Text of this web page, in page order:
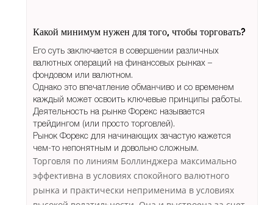
Какой минимум нужен для того, чтобы торговать?
Его суть заключается в совершении различных
валютных операций на финансовых рынках –
фондовом или валютном.
Однако это впечатление обманчиво и со временем
каждый может освоить ключевые принципы работы.
Деятельность на рынке Форекс называется
трейдингом (или просто торговлей).
Рынок Форекс для начинающих зачастую кажется
чем-то непонятным и довольно сложным.
Торговля по линиям Боллинджера максимально
эффективна в условиях спокойного валютного
рынка и практически неприменима в условиях